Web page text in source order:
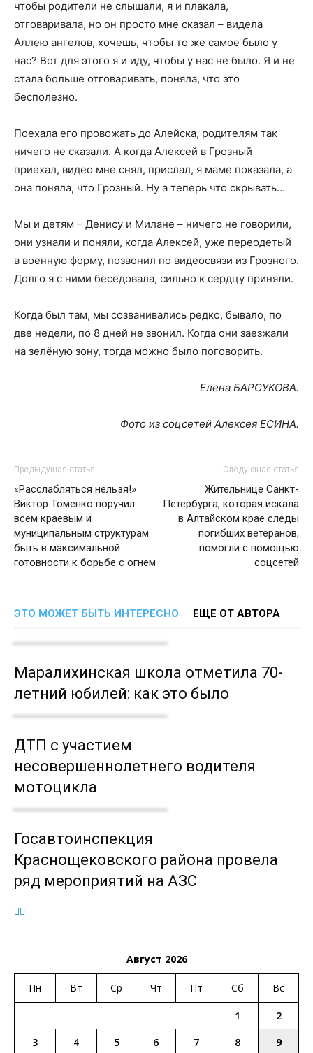
чтобы родители не слышали, я и плакала,
отговаривала, но он просто мне сказал – видела
Аллею ангелов, хочешь, чтобы то же самое было у
нас? Вот для этого я и иду, чтобы у нас не было. Я и не
стала больше отговаривать, поняла, что это
бесполезно.
Поехала его провожать до Алейска, родителям так
ничего не сказали. А когда Алексей в Грозный
приехал, видео мне снял, прислал, я маме показала, а
она поняла, что Грозный. Ну а теперь что скрывать…
Мы и детям – Денису и Милане – ничего не говорили,
они узнали и поняли, когда Алексей, уже переодетый
в военную форму, позвонил по видеосвязи из Грозного.
Долго я с ними беседовала, сильно к сердцу приняли.
Когда был там, мы созванивались редко, бывало, по
две недели, по 8 дней не звонил. Когда они заезжали
на зелёную зону, тогда можно было поговорить.
Елена БАРСУКОВА.
Фото из соцсетей Алексея ЕСИНА.
Предыдущая статья
«Расслабляться нельзя!»
Виктор Томенко поручил
всем краевым и
муниципальным структурам
быть в максимальной
готовности к борьбе с огнем
Следующая статья
Жительнице Санкт-
Петербурга, которая искала
в Алтайском крае следы
погибших ветеранов,
помогли с помощью
соцсетей
ЭТО МОЖЕТ БЫТЬ ИНТЕРЕСНО ЕЩЕ ОТ АВТОРА
Маралихинская школа отметила 70-
летний юбилей: как это было
ДТП с участием
несовершеннолетнего водителя
мотоцикла
Госавтоинспекция
Краснощековского района провела
ряд мероприятий на АЗС
Август 2026
Пн Вт Ср Чт Пт Сб Вс
1
2
3
4 5 6 7 8
9